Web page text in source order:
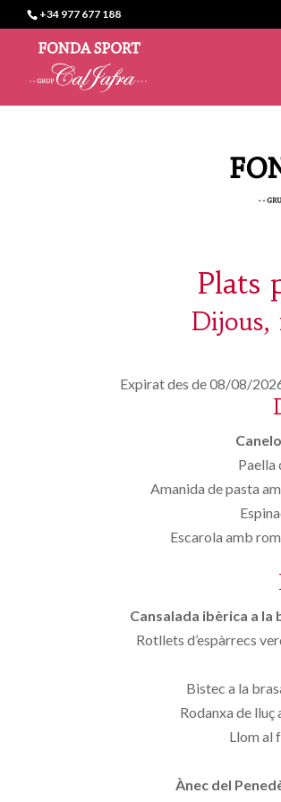
+34 977 677 188
Plats
Dijous,
Expirat des de 08/08/
Paella
Amanida de pasta
Escarola amb
Cansalada ibèrica a
Rotllets d’espàrrecs
Bistec a la
Rodanxa de
Llom al
Ànec del